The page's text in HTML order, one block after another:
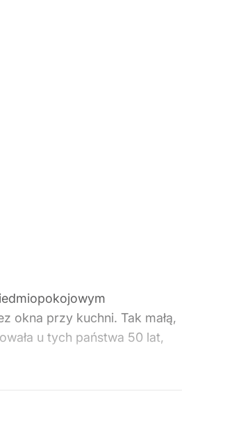
okna przy kuchni. Tak małą,
u tych państwa 50 lat,